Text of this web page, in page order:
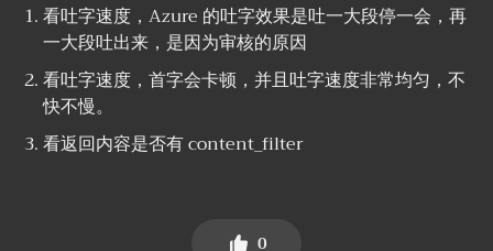
看吐字速度，Azure 的吐字效果是吐一大段停一会，再
一大段吐出来，是因为审核的原因
看吐字速度，首字会卡顿，并且吐字速度非常均匀，不
快不慢。
看返回内容是否有 content_filter
0